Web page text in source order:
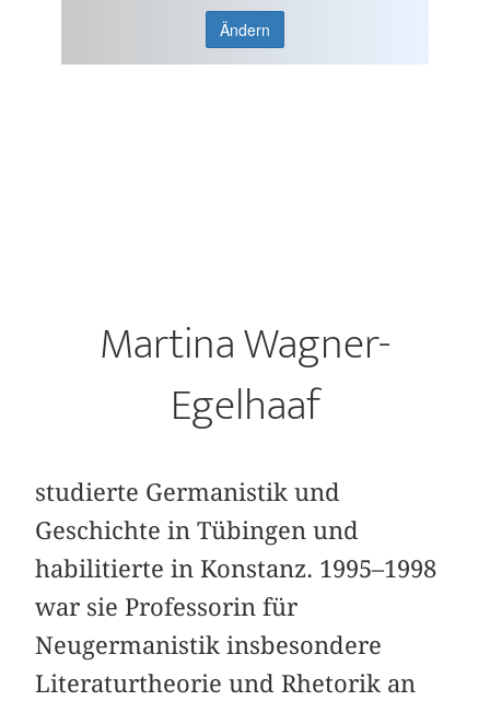
Ändern
Martina Wagner-
Egelhaaf
studierte Germanistik und
Geschichte in Tübingen und
habilitierte in Konstanz. 1995–1998
war sie Professorin für
Neugermanistik insbesondere
Literaturtheorie und Rhetorik an